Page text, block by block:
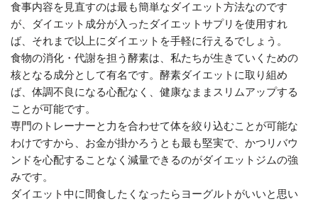
食事内容を見直すのは最も簡単なダイエット方法なのです
が、ダイエット成分が入ったダイエットサプリを使用すれ
ば、それまで以上にダイエットを手軽に行えるでしょう。
食物の消化・代謝を担う酵素は、私たちが生きていくための
核となる成分として有名です。酵素ダイエットに取り組め
ば、体調不良になる心配なく、健康なままスリムアップする
ことが可能です。
専門のトレーナーと力を合わせて体を絞り込むことが可能な
わけですから、お金が掛かろうとも最も堅実で、かつリバウ
ンドを心配することなく減量できるのがダイエットジムの強
みです。
ダイエット中に間食したくなったらヨーグルトがいいと思い